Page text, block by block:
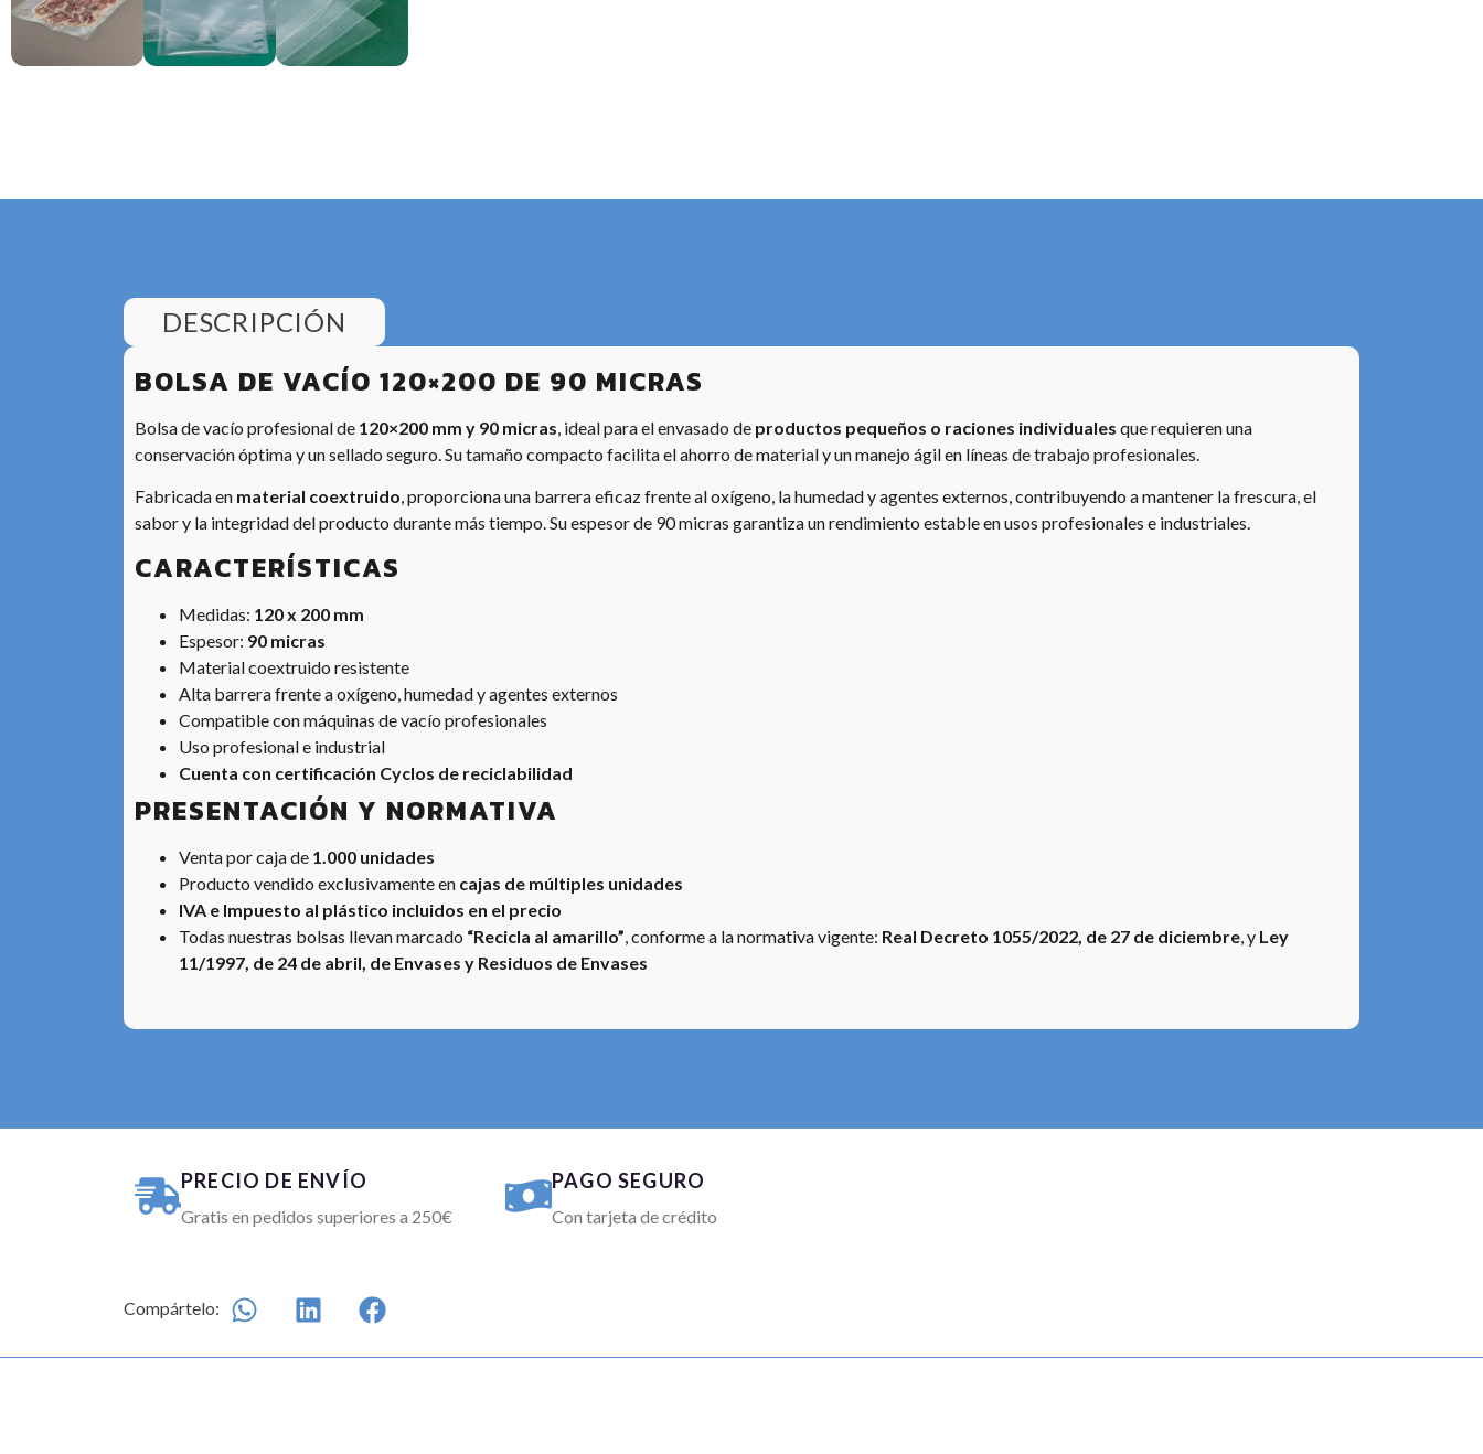
DESCRIPCIÓN
BOLSA DE VACÍO 120×200 DE 90 MICRAS
Bolsa de vacío profesional de 120×200 mm y 90 micras, ideal para el envasado de productos pequeños o raciones individuales que requieren una
conservación óptima y un sellado seguro. Su tamaño compacto facilita el ahorro de material y un manejo ágil en líneas de trabajo profesionales.
Fabricada en material coextruido, proporciona una barrera eficaz frente al oxígeno, la humedad y agentes externos, contribuyendo a mantener la frescura, el
sabor y la integridad del producto durante más tiempo. Su espesor de 90 micras garantiza un rendimiento estable en usos profesionales e industriales.
CARACTERÍSTICAS
Medidas: 120 x 200 mm
Espesor: 90 micras
Material coextruido resistente
Alta barrera frente a oxígeno, humedad y agentes externos
Compatible con máquinas de vacío profesionales
Uso profesional e industrial
Cuenta con certificación Cyclos de reciclabilidad
PRESENTACIÓN Y NORMATIVA
Venta por caja de 1.000 unidades
Producto vendido exclusivamente en cajas de múltiples unidades
IVA e Impuesto al plástico incluidos en el precio
Todas nuestras bolsas llevan marcado “Recicla al amarillo”, conforme a la normativa vigente: Real Decreto 1055/2022, de 27 de diciembre, y Ley
11/1997, de 24 de abril, de Envases y Residuos de Envases
PRECIO DE ENVÍO
Gratis en pedidos superiores a 250€
PAGO SEGURO
Con tarjeta de crédito
Compártelo: